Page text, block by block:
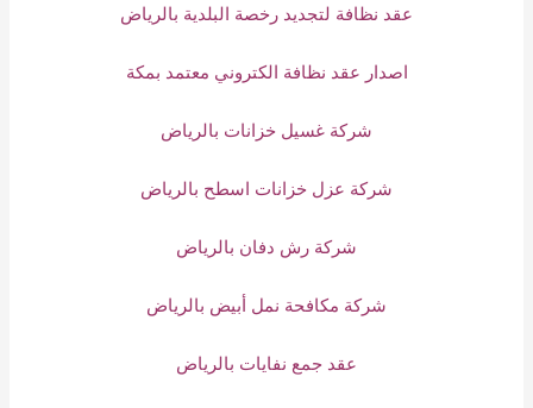
عقد نظافة لتجديد رخصة البلدية بالرياض
اصدار عقد نظافة الكتروني معتمد بمكة
شركة غسيل خزانات بالرياض
شركة عزل خزانات اسطح بالرياض
شركة رش دفان بالرياض
شركة مكافحة نمل أبيض بالرياض
عقد جمع نفايات بالرياض